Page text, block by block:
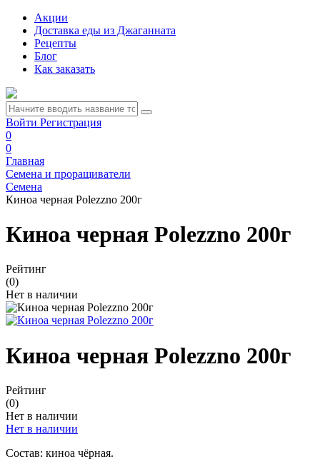
Акции
Доставка еды из Джаганната
Рецепты
Блог
Как заказать
Войти Регистрация
0
0
Главная
Семена и проращиватели
Семена
Киноа черная Polezzno 200г
Киноа черная Polezzno 200г
Рейтинг
(0)
Нет в наличии
Киноа черная Polezzno 200г
Рейтинг
(0)
Нет в наличии
Нет в наличии
Состав: киноа чёрная.